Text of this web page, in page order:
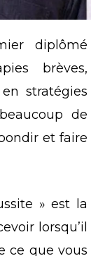
diplômé
brèves,
stratégies
de
et faire
» est la
lorsqu’il
ce que vous